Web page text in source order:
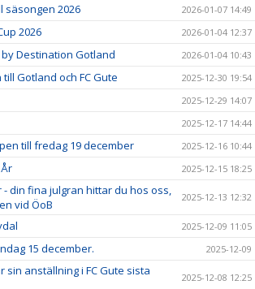
2026 2026-01-07 14:49
2026 2026-01-04 12:37
Destination Gotland 2026-01-04 10:43
Gotland och FC Gute 2025-12-30 19:54
2025-12-29 14:07
2025-12-17 14:44
till fredag 19 december 2025-12-16 10:44
2025-12-15 18:25
- din fina julgran hittar du hos oss,
vid ÖoB
2025-12-13 12:32
2025-12-09 11:05
15 december. 2025-12-09
anställning i FC Gute sista
2025-12-08 12:25